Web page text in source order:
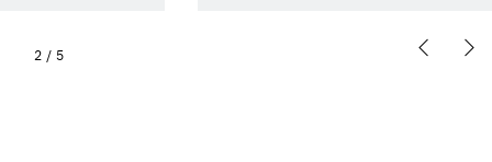
2 / 5